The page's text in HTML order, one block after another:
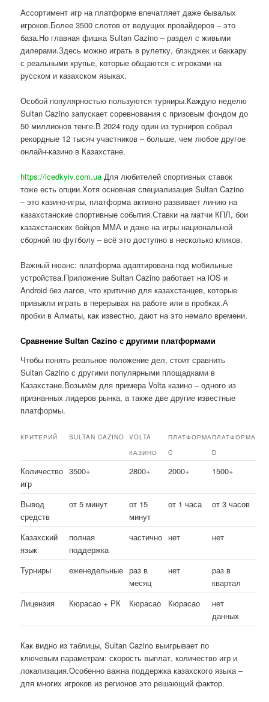
Ассортимент игр на платформе впечатляет даже бывалых
игроков.Более 3500 слотов от ведущих провайдеров – это
база.Но главная фишка Sultan Cazino – раздел с живыми
дилерами.Здесь можно играть в рулетку, блэкджек и баккару
с реальными крупье, которые общаются с игроками на
русском и казахском языках.
Особой популярностью пользуются турниры.Каждую неделю
Sultan Cazino запускает соревнования с призовым фондом до
50 миллионов тенге.В 2024 году один из турниров собрал
рекордные 12 тысяч участников – больше, чем любое другое
онлайн-казино в Казахстане.
https://icedkyiv.com.ua Для любителей спортивных ставок
тоже есть опции.Хотя основная специализация Sultan Cazino
– это казино-игры, платформа активно развивает линию на
казахстанские спортивные события.Ставки на матчи КПЛ, бои
казахстанских бойцов ММА и даже на игры национальной
сборной по футболу – всё это доступно в несколько кликов.
Важный нюанс: платформа адаптирована под мобильные
устройства.Приложение Sultan Cazino работает на iOS и
Android без лагов, что критично для казахстанцев, которые
привыкли играть в перерывах на работе или в пробках.А
пробки в Алматы, как известно, дают на это немало времени.
Сравнение Sultan Cazino с другими платформами
Чтобы понять реальное положение дел, стоит сравнить
Sultan Cazino с другими популярными площадками в
Казахстане.Возьмём для примера Volta казино – одного из
признанных лидеров рынка, а также две другие известные
платформы.
КРИТЕРИЙ SULTAN CAZINO
VOLTA
КАЗИНО
ПЛАТФОРМА
C
ПЛАТФОРМА
D
Количество
игр
3500+ 2800+ 2000+ 1500+
Вывод
средств
от 5 минут
от 15
минут
от 1 часа от 3 часов
Казахский
язык
полная
поддержка
частично нет нет
Турниры еженедельные раз в
месяц
нет
раз в
квартал
Лицензия
Кюрасао + РК Кюрасао Кюрасао
нет
данных
Как видно из таблицы, Sultan Cazino выигрывает по
ключевым параметрам: скорость выплат, количество игр и
локализация.Особенно важна поддержка казахского языка –
для многих игроков из регионов это решающий фактор.